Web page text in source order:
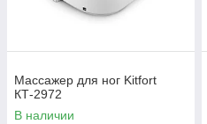
Массажер для ног Kitfort
КТ-2972
В наличии